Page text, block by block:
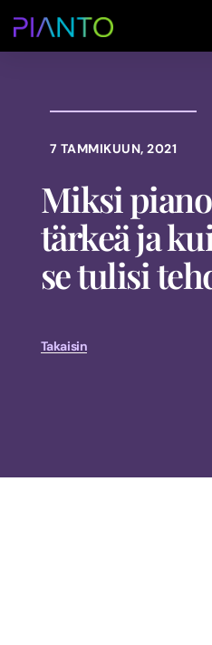
7 TAMMIKUUN, 2021
Miksi
tärkeä ja
se tulisi
Takaisin